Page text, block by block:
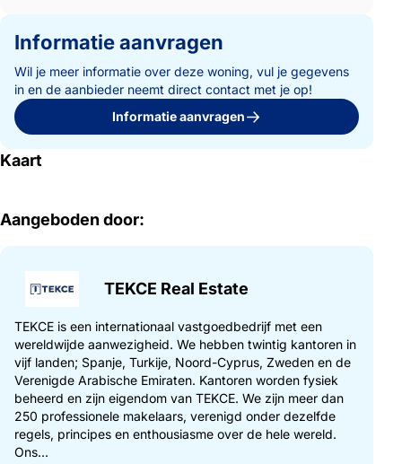
Informatie aanvragen
Wil je meer informatie over deze woning, vul je gegevens
in en de aanbieder neemt direct contact met je op!
Informatie aanvragen
Kaart
Aangeboden door:
TEKCE Real Estate
TEKCE is een internationaal vastgoedbedrijf met een
wereldwijde aanwezigheid. We hebben twintig kantoren in
vijf landen; Spanje, Turkije, Noord-Cyprus, Zweden en de
Verenigde Arabische Emiraten. Kantoren worden fysiek
beheerd en zijn eigendom van TEKCE. We zijn meer dan
250 professionele makelaars, verenigd onder dezelfde
regels, principes en enthousiasme over de hele wereld.
Ons...